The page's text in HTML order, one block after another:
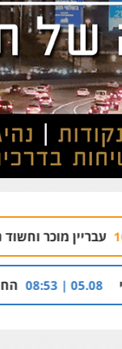
נוסף נעצרו על
החשודים בפרשת